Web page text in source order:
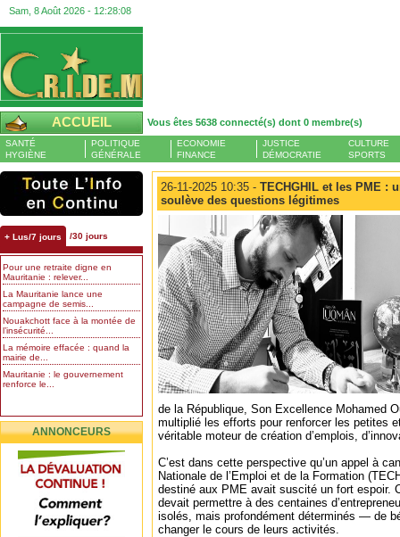
Sam, 8 Août 2026 - 12:28:09
ACCUEIL Vous êtes 5638 connecté(s) dont 0 membre(s)
SANTÉ
HYGIÈNE
POLITIQUE
GÉNÉRALE
ECONOMIE
FINANCE
JUSTICE
DÉMOCRATIE
CULTURE
SPORTS
+ Lus/7 jours /30 jours
Pour une retraite digne en
Mauritanie : relever...
La Mauritanie lance une
campagne de semis...
Nouakchott face à la montée de
l’insécurité...
La mémoire effacée : quand la
mairie de...
Mauritanie : le gouvernement
renforce le...
ANNONCEURS
26-11-2025 10:35 - TECHGHIL et les PME :
soulève des questions légitimes
de la République, Son Excellence Mohamed
multiplié les efforts pour renforcer les petites
véritable moteur de création d’emplois,
C’est dans cette perspective qu’un appel à
Nationale de l’Emploi et de la Formation
destiné aux PME avait suscité un fort espoir.
devait permettre à des centaines
isolés, mais profondément déterminés — de
changer le cours de leurs activités.